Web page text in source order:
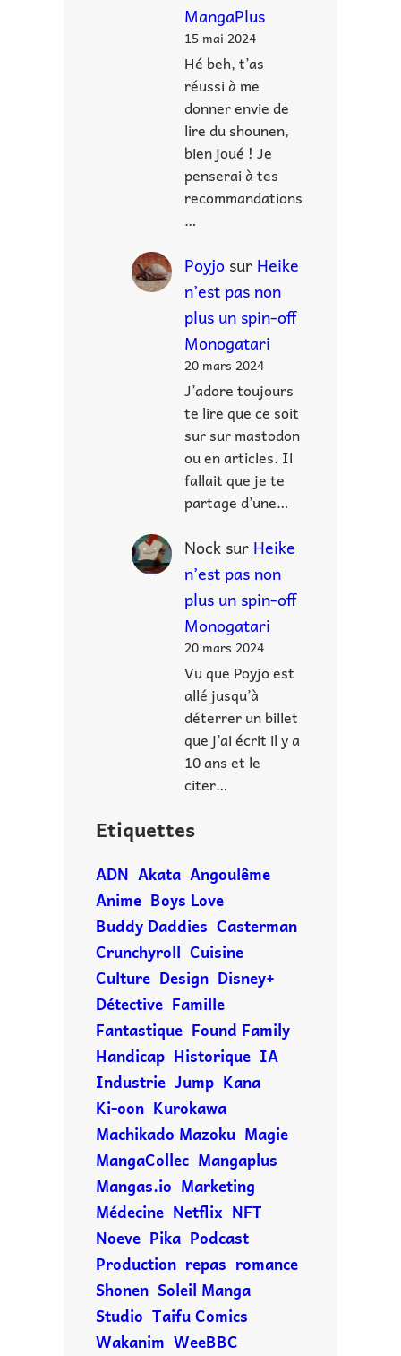
MangaPlus
15 mai 2024
Hé beh, t’as
réussi à me
donner envie de
lire du shounen,
bien joué ! Je
penserai à tes
recommandations
…
Poyjosur Heike
n’est pas non
plus un spin-off
Monogatari
20 mars 2024
J’adore toujours
te lire que ce soit
sur sur mastodon
ou en articles. Il
fallait que je te
partage d’une…
Nocksur Heike
n’est pas non
plus un spin-off
Monogatari
20 mars 2024
Vu que Poyjo est
allé jusqu’à
déterrer un billet
que j’ai écrit il y a
10 ans et le
citer…
Etiquettes
ADN Akata Angoulême
Anime Boys Love
Buddy Daddies Casterman
Crunchyroll Cuisine
Culture Design Disney+
Détective Famille
Fantastique Found Family
Handicap Historique IA
Industrie Jump Kana
Ki-oon Kurokawa
Machikado Mazoku Magie
MangaCollec Mangaplus
Mangas.io Marketing
Médecine Netflix NFT
Noeve Pika Podcast
Production repas romance
Shonen Soleil Manga
Studio Taifu Comics
Wakanim WeeBBC